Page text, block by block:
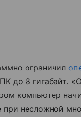
ограничил
до 8 гигабайт.
компьютер
несложной